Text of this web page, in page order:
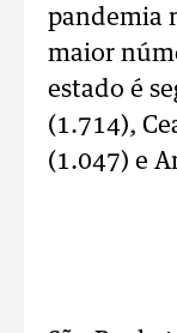
pandemia
maior
estado é
(1.714),
(1.047) e